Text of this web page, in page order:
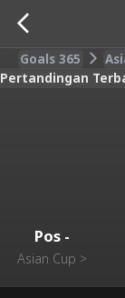
Goals 365
Pertandingan
Pos -
Asian Cup >